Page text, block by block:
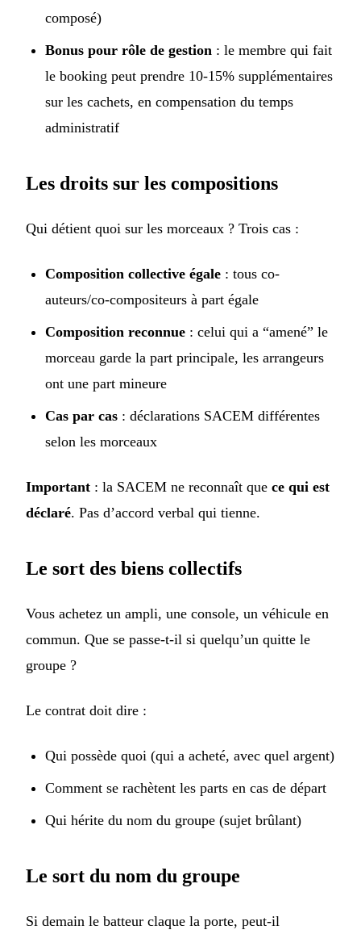
composé)
Bonus pour rôle de gestion : le membre qui fait
le booking peut prendre 10-15% supplémentaires
sur les cachets, en compensation du temps
administratif
Les droits sur les compositions
Qui détient quoi sur les morceaux ? Trois cas :
Composition collective égale : tous co-
auteurs/co-compositeurs à part égale
Composition reconnue : celui qui a “amené” le
morceau garde la part principale, les arrangeurs
ont une part mineure
Cas par cas : déclarations SACEM différentes
selon les morceaux
Important : la SACEM ne reconnaît que ce qui est
déclaré. Pas d’accord verbal qui tienne.
Le sort des biens collectifs
Vous achetez un ampli, une console, un véhicule en
commun. Que se passe-t-il si quelqu’un quitte le
groupe ?
Le contrat doit dire :
Qui possède quoi (qui a acheté, avec quel argent)
Comment se rachètent les parts en cas de départ
Qui hérite du nom du groupe (sujet brûlant)
Le sort du nom du groupe
Si demain le batteur claque la porte, peut-il